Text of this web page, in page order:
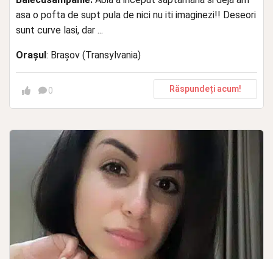
asa o pofta de supt pula de nici nu iti imaginezi!! Deseori
sunt curve lasi, dar ...
Orașul: Brașov (Transylvania)
0 Răspundeți acum!